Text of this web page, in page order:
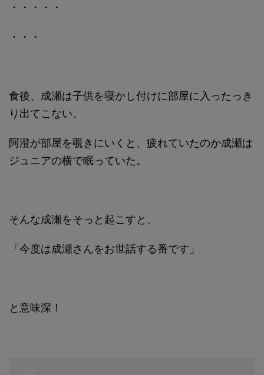
・・・・・
・・・
食後、成瀬は子供を寝かし付けに部屋に入ったっき
り出てこない。
阿澄が部屋を覗きにいくと、疲れていたのか成瀬は
ジュニアの横で眠っていた。
そんな成瀬をそっと起こすと、
「今度は成瀬さんをお世話する番です」
と意味深！